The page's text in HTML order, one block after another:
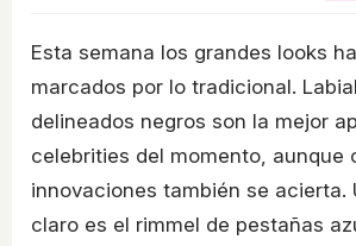
Esta semana los grandes looks
marcados por lo tradicional.
delineados negros son la mejor
celebrities del momento, aunque
innovaciones también se acierta.
claro es el rimmel de pestañas